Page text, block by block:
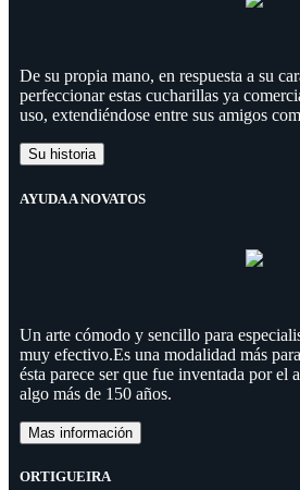
De su propia mano, en respuesta a su
perfeccionar estas cucharillas ya
uso, extendiéndose entre sus amigos
Su historia
AYUDA A NOVATOS
Un arte cómodo y sencillo para
muy efectivo.Es una modalidad más
ésta parece ser que fue inventada por el
algo más de 150 años.
Mas información
ORTIGUEIRA